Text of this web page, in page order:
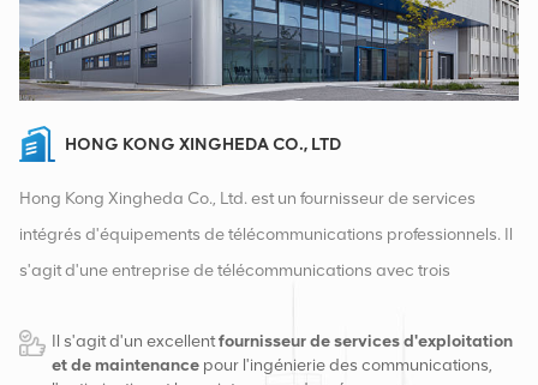
HONG KONG XINGHEDA CO., LTD
Hong Kong Xingheda Co., Ltd. est un fournisseur de services
intégrés d'équipements de télécommunications professionnels. Il
s'agit d'une entreprise de télécommunications avec trois
l'heure actuelle, l'entreprise dispose de deux entrepôts
intelligents et de centres de distribution d'usine à Changsha et à
Il s'agit d'un excellentfournisseur de services d'exploitation
et de maintenance pour l'ingénierie des communications,